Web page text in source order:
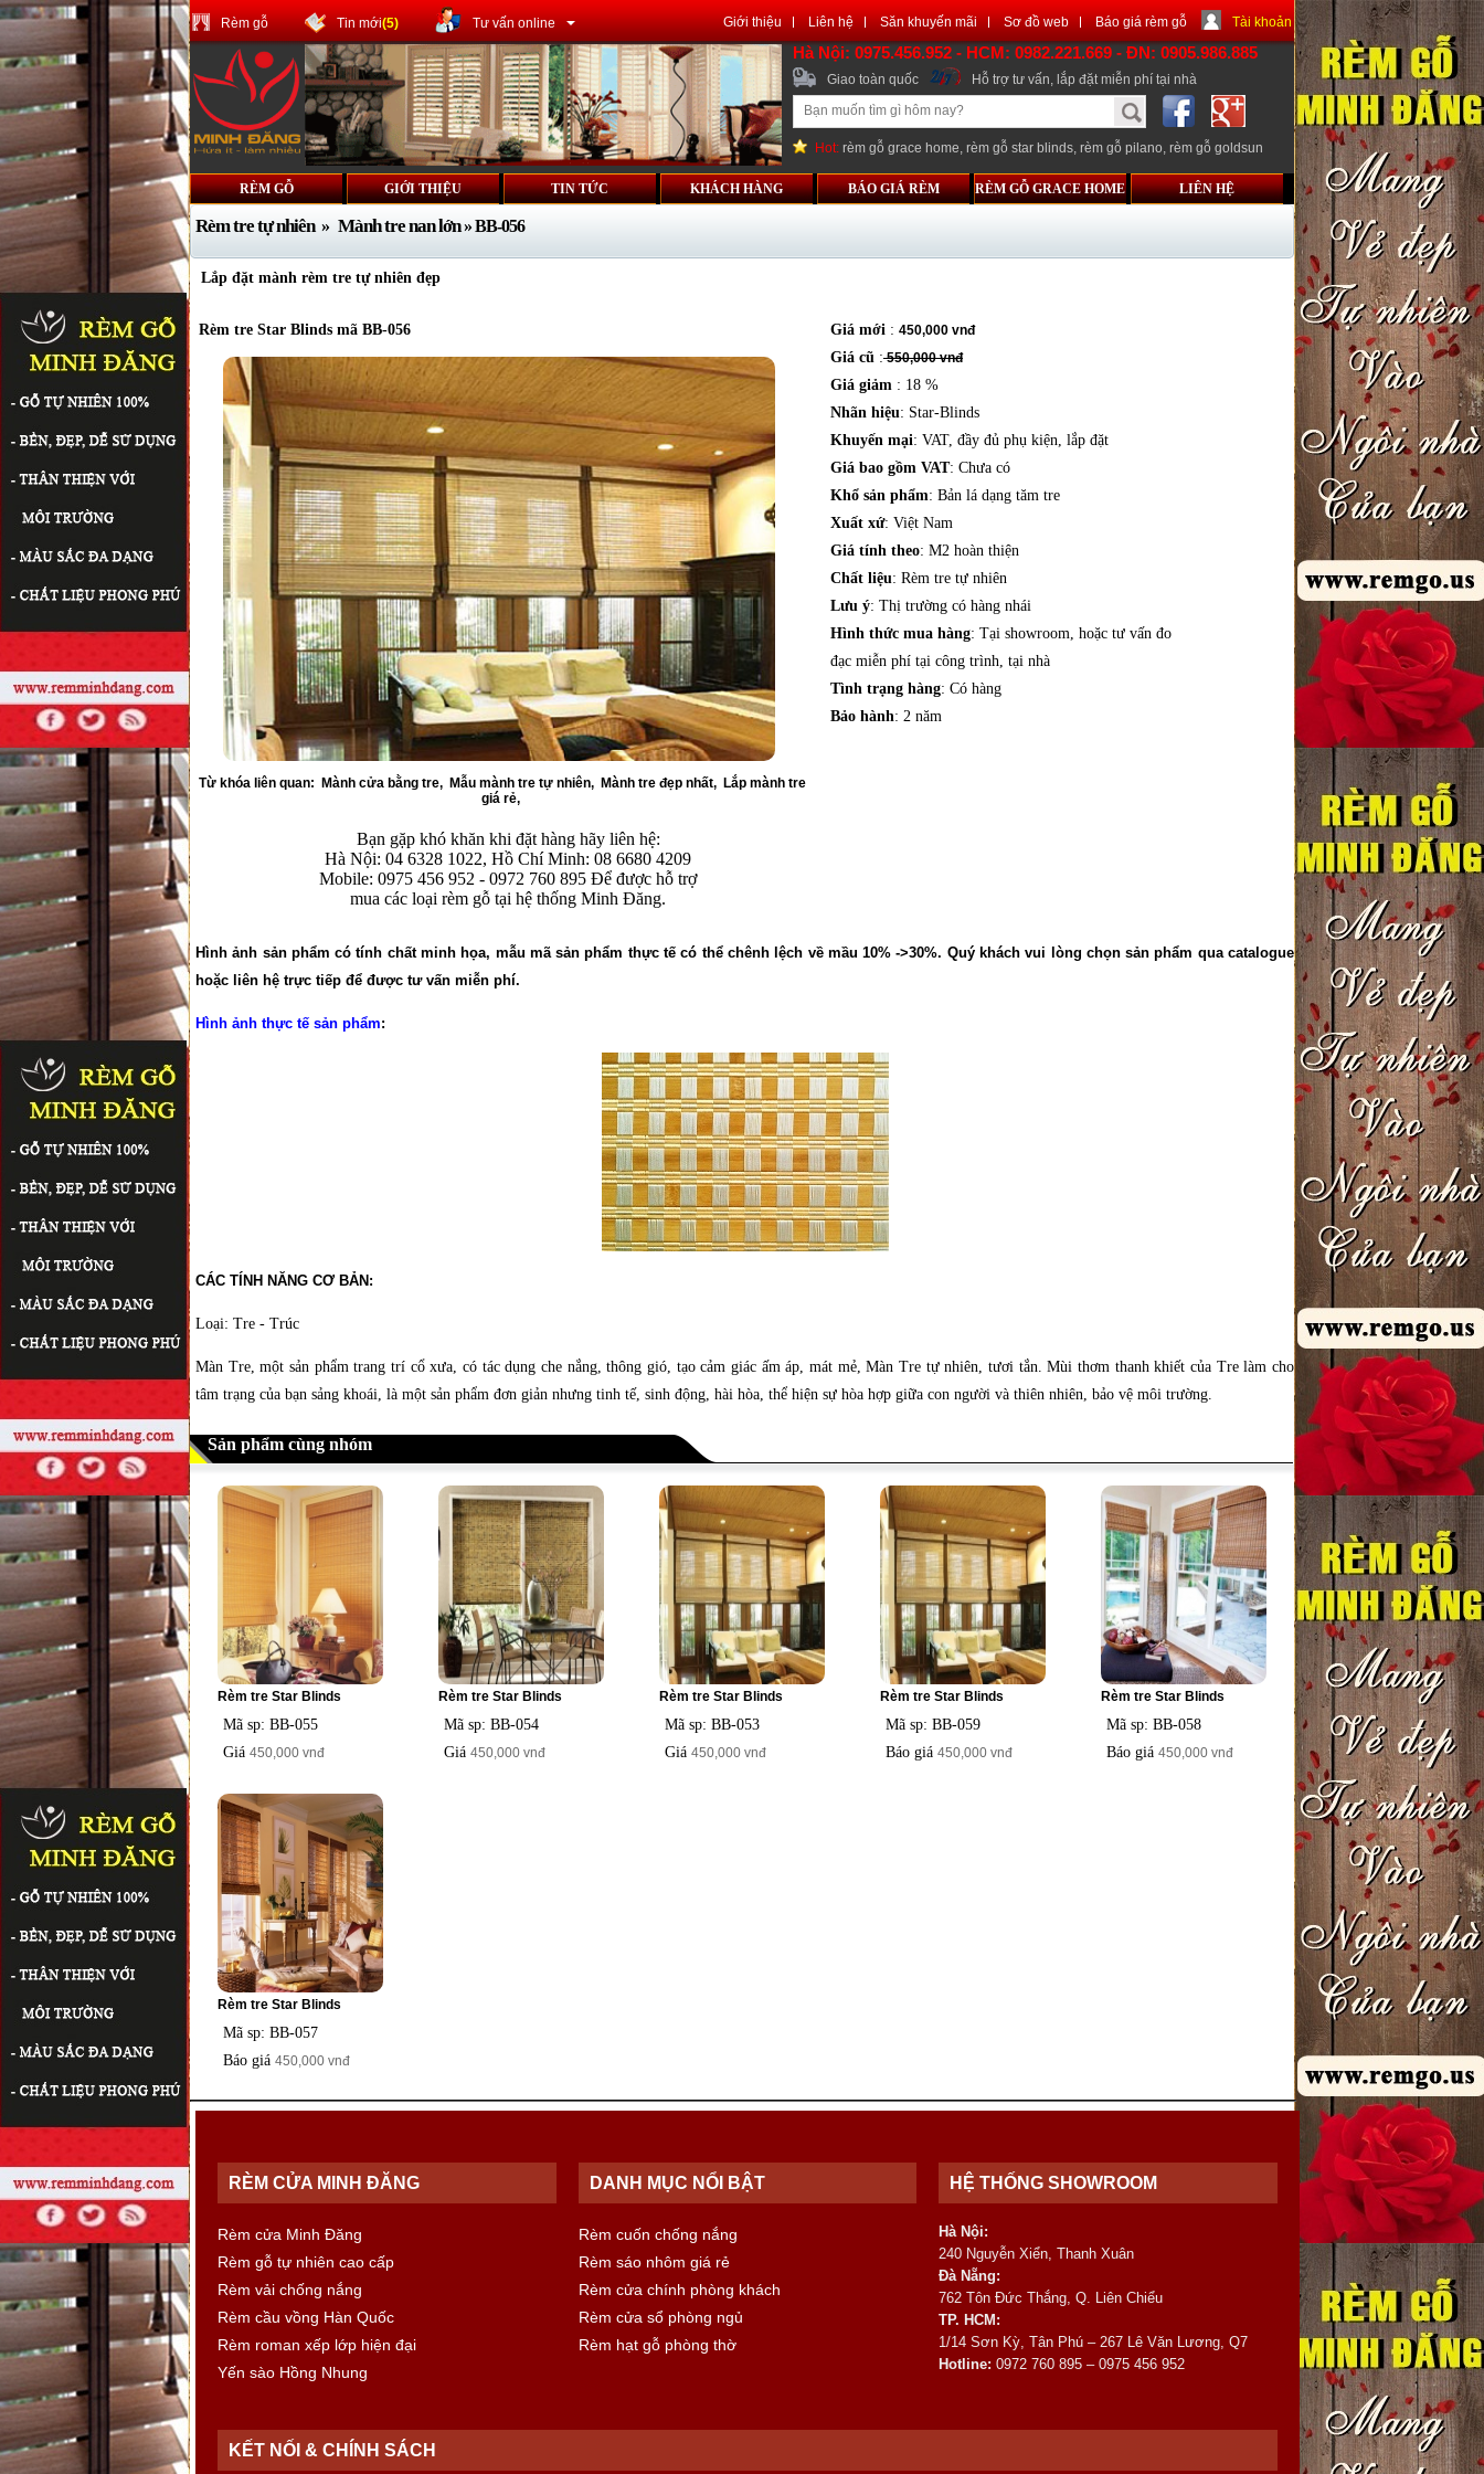
Rèm gỗ Tin mới(5) Tư vấn online Giới thiệu Liên hệ Săn khuyến mãi Sơ đồ web Báo giá rèm gỗ Tài khoản
Hà Nội: 0975.456.952 - HCM: 0982.221.669 - ĐN: 0905.986.885
Giao toàn quốc Hỗ trợ tư vấn, lắp đặt miễn phí tại nhà
Hot: rèm gỗ grace home, rèm gỗ star blinds, rèm gỗ pilano, rèm gỗ goldsun
RÈM GỖ GIỚI THIỆU TIN TỨC KHÁCH HÀNG BÁO GIÁ RÈM RÈM GỖ GRACE HOME LIÊN HỆ
Rèm tre tự nhiên» Mành tre nan lớn» BB-056
Lắp đặt mành rèm tre tự nhiên đẹp
Rèm tre Star Blinds mã BB-056
Từ khóa liên quan: Mành cửa bằng tre, Mẫu mành tre tự nhiên, Mành tre đẹp nhất, Lắp mành tre
giá rẻ,
Bạn gặp khó khăn khi đặt hàng hãy liên hệ:
Hà Nội: 04 6328 1022, Hồ Chí Minh: 08 6680 4209
Mobile: 0975 456 952 - 0972 760 895 Để được hỗ trợ
mua các loại rèm gỗ tại hệ thống Minh Đăng.
Giá mới : 450,000 vnđ
Giá cũ :550,000 vnđ
Giá giảm : 18 %
Nhãn hiệu: Star-Blinds
Khuyến mại: VAT, đầy đủ phụ kiện, lắp đặt
Giá bao gồm VAT: Chưa có
Khổ sản phẩm: Bản lá dạng tăm tre
Xuất xứ: Việt Nam
Giá tính theo: M2 hoàn thiện
Chất liệu: Rèm tre tự nhiên
Lưu ý: Thị trường có hàng nhái
Hình thức mua hàng: Tại showroom, hoặc tư vấn đo
đạc miễn phí tại công trình, tại nhà
Tình trạng hàng: Có hàng
Bảo hành: 2 năm
Hình ảnh sản phẩm có tính chất minh họa, mẫu mã sản phẩm thực tế có thể chênh lệch về mầu 10% ->30%. Quý khách vui lòng chọn sản phẩm qua catalogue
hoặc liên hệ trực tiếp để được tư vấn miễn phí.
Hình ảnh thực tế sản phẩm:
CÁC TÍNH NĂNG CƠ BẢN:
Loại: Tre - Trúc
Màn Tre, một sản phẩm trang trí cổ xưa, có tác dụng che nắng, thông gió, tạo cảm giác ấm áp, mát mẻ, Màn Tre tự nhiên, tươi tắn. Mùi thơm thanh khiết của Tre làm cho
tâm trạng của bạn sảng khoái, là một sản phẩm đơn giản nhưng tinh tế, sinh động, hài hòa, thể hiện sự hòa hợp giữa con người và thiên nhiên, bảo vệ môi trường.
Sản phẩm cùng nhóm
Rèm tre Star Blinds
Mã sp: BB-055
Giá 450,000 vnđ
Rèm tre Star Blinds
Mã sp: BB-054
Giá 450,000 vnđ
Rèm tre Star Blinds
Mã sp: BB-053
Giá 450,000 vnđ
Rèm tre Star Blinds
Mã sp: BB-059
Báo giá 450,000 vnđ
Rèm tre Star Blinds
Mã sp: BB-058
Báo giá 450,000 vnđ
Rèm tre Star Blinds
Mã sp: BB-057
Báo giá 450,000 vnđ
RÈM CỬA MINH ĐĂNG
Rèm cửa Minh Đăng
Rèm gỗ tự nhiên cao cấp
Rèm vải chống nắng
Rèm cầu vồng Hàn Quốc
Rèm roman xếp lớp hiện đại
Yến sào Hồng Nhung
DANH MỤC NỔI BẬT
Rèm cuốn chống nắng
Rèm sáo nhôm giá rẻ
Rèm cửa chính phòng khách
Rèm cửa sổ phòng ngủ
Rèm hạt gỗ phòng thờ
HỆ THỐNG SHOWROOM
Hà Nội:
240 Nguyễn Xiển, Thanh Xuân
Đà Nẵng:
762 Tôn Đức Thắng, Q. Liên Chiểu
TP. HCM:
1/14 Sơn Kỳ, Tân Phú – 267 Lê Văn Lương, Q7
Hotline: 0972 760 895 – 0975 456 952
KẾT NỐI & CHÍNH SÁCH